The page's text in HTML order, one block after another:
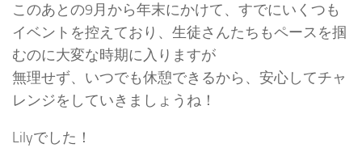
このあとの9月から年末にかけて、すでにいくつも
イベントを控えており、生徒さんたちもペースを掴
むのに大変な時期に入りますが
無理せず、いつでも休憩できるから、安心してチャ
レンジをしていきましょうね！
Lilyでした！